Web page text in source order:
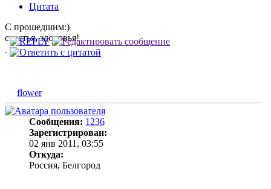
Цитата
С прошедшим:)
счастья, здоровья!
flower
Сообщения: 1236
Зарегистрирован:
02 янв 2011, 03:55
Откуда:
Россия, Белгород